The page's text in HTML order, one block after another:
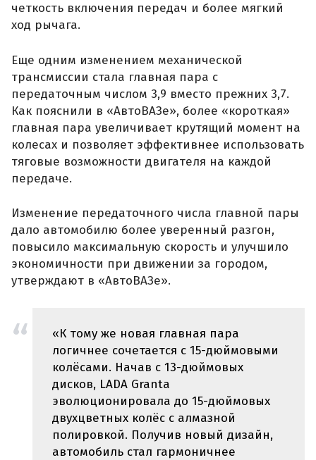
четкость включения передач и более мягкий
ход рычага.
Еще одним изменением механической
трансмиссии стала главная пара с
передаточным числом 3,9 вместо прежних 3,7.
Как пояснили в «АвтоВАЗе», более «короткая»
главная пара увеличивает крутящий момент на
колесах и позволяет эффективнее использовать
тяговые возможности двигателя на каждой
передаче.
Изменение передаточного числа главной пары
дало автомобилю более уверенный разгон,
повысило максимальную скорость и улучшило
экономичности при движении за городом,
утверждают в «АвтоВАЗе».
«К тому же новая главная пара
логичнее сочетается с 15-дюймовыми
колёсами. Начав с 13-дюймовых
дисков, LADA Granta
эволюционировала до 15-дюймовых
двухцветных колёс с алмазной
полировкой. Получив новый дизайн,
автомобиль стал гармоничнее